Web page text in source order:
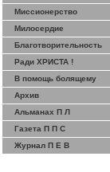
Миссионерство
Милосердие
Благотворительность
Ради ХРИСТА !
В помощь болящему
Архив
Альманах П Л
Газета П П С
Журнал П Е В